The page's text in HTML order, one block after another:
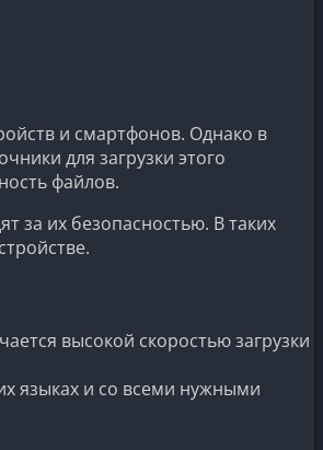
и смартфонов. Однако в
для загрузки этого
файлов.
за их безопасностью. В таких
высокой скоростью загрузки
языках и со всеми нужными